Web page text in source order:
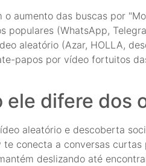
aumento das buscas por
populares (WhatsApp,
aleatório (Azar, HOLLA,
papos por vídeo fortuitos
ele difere dos
aleatório e descoberta
conecta a conversas
deslizando até